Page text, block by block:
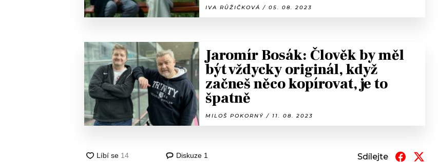
IVA RŮŽIČKOVÁ / 05. 08. 2023
Jaromír Bosák: Člověk by měl
být vždycky originál, když
začneš něco kopírovat, je to
špatně
MILOŠ POKORNÝ / 11. 08. 2023
Diskuze 1 Sdílejte